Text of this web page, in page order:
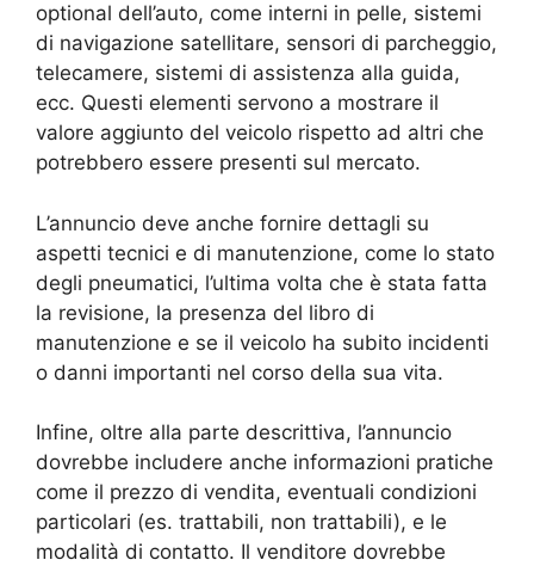
optional dell’auto, come interni in pelle, sistemi
di navigazione satellitare, sensori di parcheggio,
telecamere, sistemi di assistenza alla guida,
ecc. Questi elementi servono a mostrare il
valore aggiunto del veicolo rispetto ad altri che
potrebbero essere presenti sul mercato.
L’annuncio deve anche fornire dettagli su
aspetti tecnici e di manutenzione, come lo stato
degli pneumatici, l’ultima volta che è stata fatta
la revisione, la presenza del libro di
manutenzione e se il veicolo ha subito incidenti
o danni importanti nel corso della sua vita.
Infine, oltre alla parte descrittiva, l’annuncio
dovrebbe includere anche informazioni pratiche
come il prezzo di vendita, eventuali condizioni
particolari (es. trattabili, non trattabili), e le
modalità di contatto. Il venditore dovrebbe